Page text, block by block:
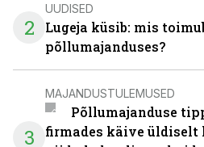
2
UUDISED
Lugeja küsib: mis
põllumajanduses?
3
MAJANDUSTULEMUSED
Põllumajanduse
firmades käive üldiselt